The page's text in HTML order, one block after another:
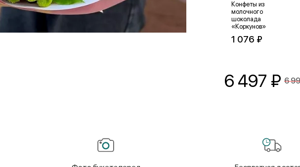
Ореховая паста
«Nutella» 180 г.
Конфеты
«Raffaello» 100 г.
Конфеты
Конфеты из
молочного
шоколада
«Коркунов»
1 076 ₽
6 497 ₽ 6